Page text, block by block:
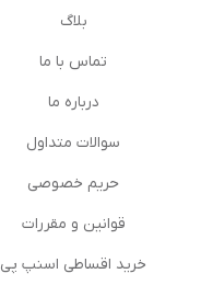
بلاگ
تماس با ما
درباره ما
سوالات متداول
حریم خصوصی
قوانین و مقررات
خرید اقساطی اسنپ پی